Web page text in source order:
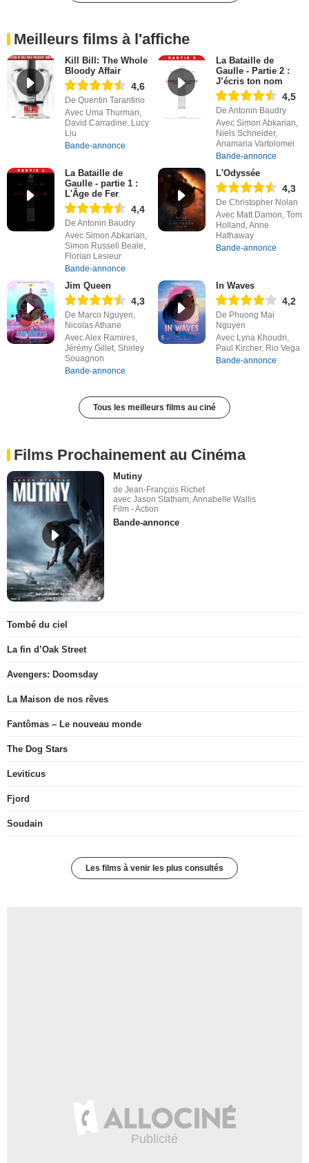
Meilleurs films à l'affiche
Kill Bill: The Whole
Bloody Affair
4,6
De Quentin Tarantino
Avec Uma Thurman,
David Carradine, Lucy
Liu
Bande-annonce
La Bataille de
Gaulle - Partie 2 :
J’écris ton nom
4,5
De Antonin Baudry
Avec Simon Abkarian,
Niels Schneider,
Anamaria Vartolomei
Bande-annonce
La Bataille de
Gaulle - partie 1 :
L'Âge de Fer
4,4
De Antonin Baudry
Avec Simon Abkarian,
Simon Russell Beale,
Florian Lesieur
Bande-annonce
L'Odyssée
4,3
De Christopher Nolan
Avec Matt Damon, Tom
Holland, Anne
Hathaway
Bande-annonce
Jim Queen
4,3
De Marco Nguyen,
Nicolas Athane
Avec Alex Ramires,
Jérémy Gillet, Shirley
Souagnon
Bande-annonce
In Waves
4,2
De Phuong Mai
Nguyen
Avec Lyna Khoudri,
Paul Kircher, Rio Vega
Bande-annonce
Tous les meilleurs films au ciné
Films Prochainement au Cinéma
Mutiny
de Jean-François Richet
avec Jason Statham, Annabelle Wallis
Film - Action
Bande-annonce
Tombé du ciel
La fin d’Oak Street
Avengers: Doomsday
La Maison de nos rêves
Fantômas – Le nouveau monde
The Dog Stars
Leviticus
Fjord
Soudain
Les films à venir les plus consultés